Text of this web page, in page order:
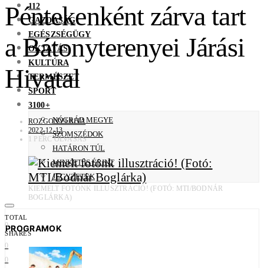
112
GAZDASÁG
EGÉSZSÉGÜGY
OKTATÁS
KULTÚRA
TERMÉSZET
SPORT
3100+
NÓGRÁD MEGYE
SZOMSZÉDOK
HATÁRON TÚL
MINKET IS ÉRINT
JEGYZETEK
PROGRAMOK
Péntekenként zárva tart
a Bátonyterenyei Járási
Hivatal
ROZGONYI RITA
2022-12-13
1 PERC OLVASÁS
KIEMELT FOTÓNK ILLUSZTRÁCIÓ! (FOTÓ: MTI/BODNÁR
BOGLÁRKA)
TOTAL
0
SHARES
0
0